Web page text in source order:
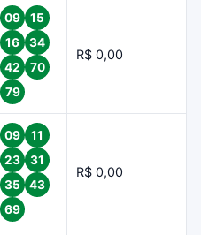
09
15
16
34
42
70
79
R$ 0,00
09
11
23
31
35
43
69
R$ 0,00